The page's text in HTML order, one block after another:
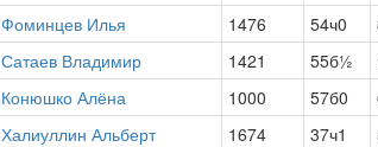
Фоминцев Илья 1476 54ч0
Сатаев Владимир 1421 55б½
Конюшко Алёна 1000 57б0
Халиуллин Альберт 1674 37ч1